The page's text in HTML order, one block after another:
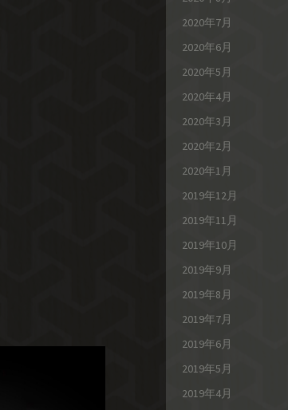
2020年7月
2020年6月
2020年5月
2020年4月
2020年3月
2020年2月
2020年1月
2019年12月
2019年11月
2019年10月
2019年9月
2019年8月
2019年7月
2019年6月
2019年5月
2019年4月